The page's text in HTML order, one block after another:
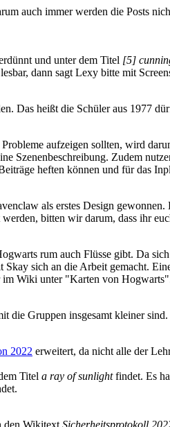
auch immer werden die Posts
und unter dem Titel [5]
dann sagt Lexy bitte mit
Das heißt die Schüler aus 1977
aufzeigen sollten, wird
Szenenbeschreibung. Zudem
heften können und für das
als erstes Design
bitten wir darum, dass ihr
rum auch Flüsse gibt. Da
Skay sich an die Arbeit gemacht.
Wiki unter "Karten von
die Gruppen insgesamt kleiner
2022 erweitert, da nicht alle der
Titel a ray of sunlightfindet. Es
den Wikitext Sicherheitsprotokoll